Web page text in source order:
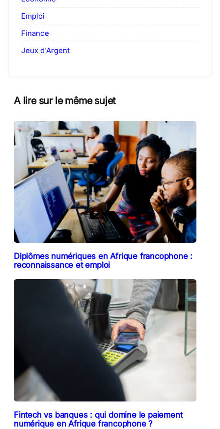
Emploi
Finance
Jeux d'Argent
A lire sur le même sujet
Diplômes numériques en Afrique francophone :
reconnaissance et emploi
Fintech vs banques : qui domine le paiement
numérique en Afrique francophone ?